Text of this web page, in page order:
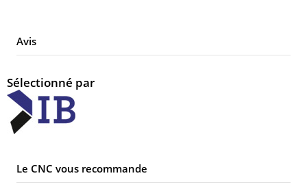
Avis
Sélectionné par
Le CNC vous recommande